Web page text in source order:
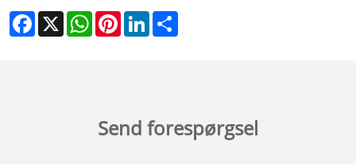
Facebook
X WhatsAppPinterestLinkedIn
Send forespørgsel